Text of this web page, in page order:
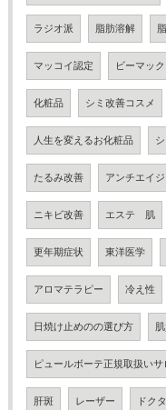
ラジオ派 脂肪溶解
マッコイ認定 ビーマック
化粧品 シミ改善コスメ
人生を変えるお化粧品
たるみ改善 アンチエイ
ニキビ改善 エステ 肌
更年期症状 東洋医学
アロマテラピー 冷え性
日焼け止めのの選び方
ピュールボーテ正規取扱いサ
肝斑 レーザー ドク